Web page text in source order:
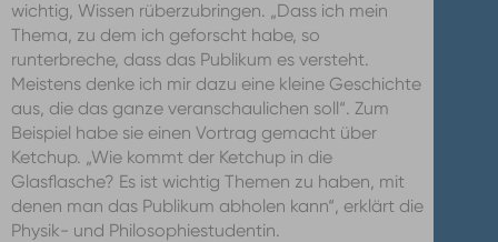
wichtig, Wissen rüberzubringen. „Dass ich mein
Thema, zu dem ich geforscht habe, so
runterbreche, dass das Publikum es versteht.
Meistens denke ich mir dazu eine kleine Geschichte
aus, die das ganze veranschaulichen soll“. Zum
Beispiel habe sie einen Vortrag gemacht über
Ketchup. „Wie kommt der Ketchup in die
Glasflasche? Es ist wichtig Themen zu haben, mit
denen man das Publikum abholen kann“, erklärt die
Physik- und Philosophiestudentin.